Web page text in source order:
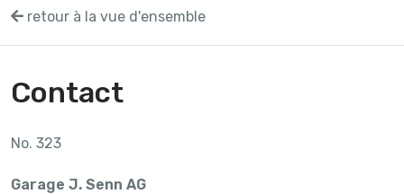
retour à la vue d'ensemble
Contact
No. 323
Garage J. Senn AG